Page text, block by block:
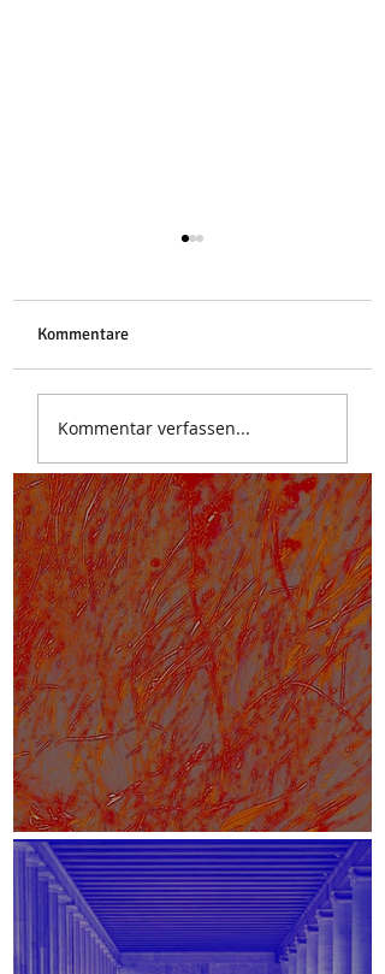
Stoa des Attalos
Kommentare
Kommentar verfassen...
White Paper